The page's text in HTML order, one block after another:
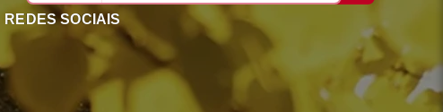
REDES SOCIAIS